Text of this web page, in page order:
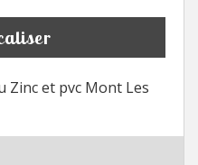
Zinc et pvc Mont Les